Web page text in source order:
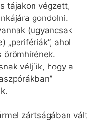
tájakon végzett,
gondolni.
(ugyancsak
„perifériák”, ahol
örömhírének.
véljük, hogy a
zártságában vált